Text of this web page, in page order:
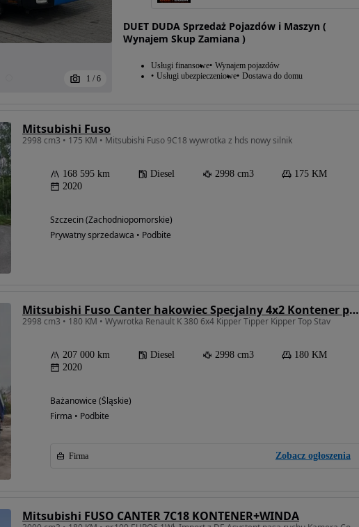
1 / 6
DUET DUDA Sprzedaż Pojazdów i Maszyn (
Wynajem Skup Zamiana )
Usługi finansowe Wynajem pojazdów
Usługi ubezpieczeniowe Dostawa do domu
Mitsubishi Fuso
2998 cm3 • 175 KM • Mitsubishi Fuso 9C18 wywrotka z hds nowy silnik
168 595 km Diesel 2998 cm3
175 KM
2020
Szczecin (Zachodniopomorskie)
Prywatny sprzedawca • Podbite
Mitsubishi Fuso Canter hakowiec Specjalny 4x2 Kontener pomoc drogowa
2998 cm3 • 180 KM • Wywrotka Renault K 380 6x4 Kipper Tipper Kipper Top Stav
207 000 km Diesel 2998 cm3
180 KM
2020
Bażanowice (Śląskie)
Firma • Podbite
Firma Zobacz ogłoszenia
Mitsubishi FUSO CANTER 7C18 KONTENER+WINDA